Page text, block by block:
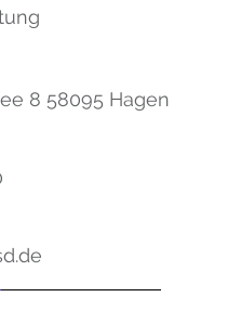
8 58095 Hagen